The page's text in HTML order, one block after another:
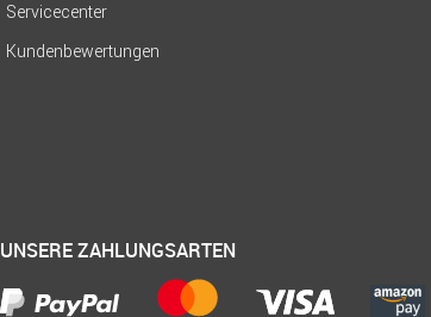
Servicecenter
Kundenbewertungen
UNSERE ZAHLUNGSARTEN